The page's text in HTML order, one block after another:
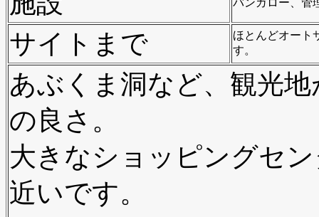
バンガロー、管
サイトまで
ほとんどオート
す。
あぶくま洞など、観光
の良さ。
大きなショッピングセ
近いです。